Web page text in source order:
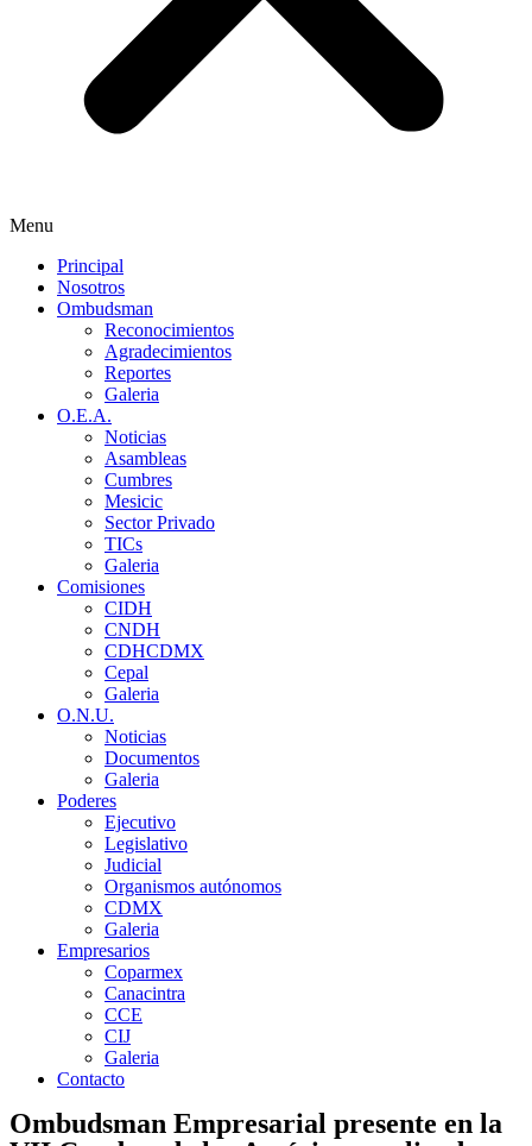
Menu
Principal
Nosotros
Ombudsman
Reconocimientos
Agradecimientos
Reportes
Galeria
O.E.A.
Noticias
Asambleas
Cumbres
Mesicic
Sector Privado
TICs
Galeria
Comisiones
CIDH
CNDH
CDHCDMX
Cepal
Galeria
O.N.U.
Noticias
Documentos
Galeria
Poderes
Ejecutivo
Legislativo
Judicial
Organismos autónomos
CDMX
Galeria
Empresarios
Coparmex
Canacintra
CCE
CIJ
Galeria
Contacto
Ombudsman Empresarial presente en la